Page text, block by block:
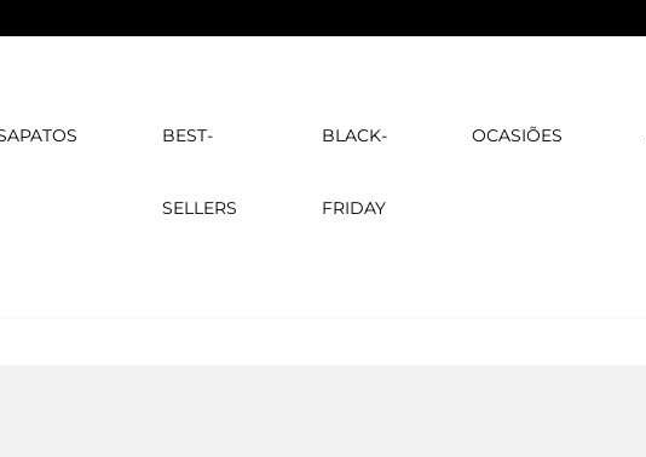
BEST-
SELLERS
BLACK-
FRIDAY
OCASIÕES